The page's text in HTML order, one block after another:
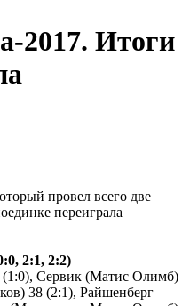
2017. Итоги
провел всего две
переиграла
2:1, 2:2)
Сервик (Матис Олимб)
38 (2:1), Райшенберг